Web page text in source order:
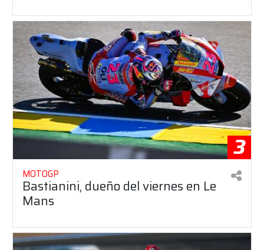
3
MOTOGP
Bastianini, dueño del viernes en Le
Mans